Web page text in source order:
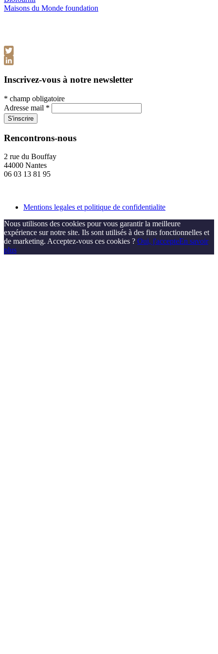
Maisons du Monde foundation
Twitter
Inscrivez-vous à notre newsletter
* champ obligatoire
Adresse mail *
Rencontrons-nous
2 rue du Bouffay
44000 Nantes
06 03 13 81 95
Mentions legales et politique de confidentialite
Nous utilisons des cookies pour vous garantir la meilleure
expérience sur notre site. Ils sont utilisés à des fins fonctionnelles et
de marketing. Acceptez-vous ces cookies ? Oui, j'accepteEn savoir
plus